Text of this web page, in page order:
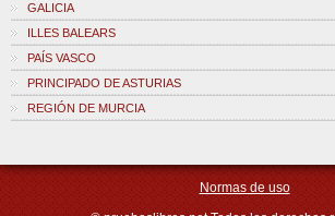
GALICIA
ILLES BALEARS
PAÍS VASCO
PRINCIPADO DE ASTURIAS
REGIÓN DE MURCIA
Normas de uso